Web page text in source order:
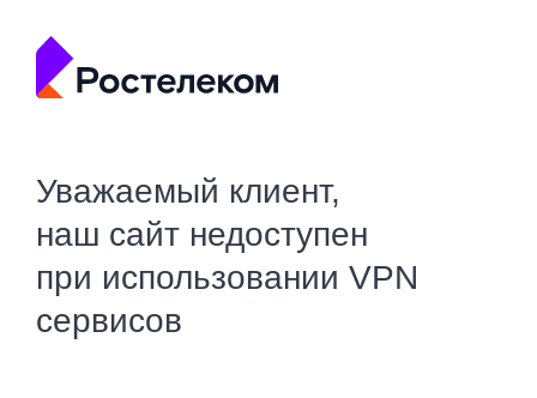
Уважаемый клиент,
наш сайт недоступен
при использовании VPN
сервисов